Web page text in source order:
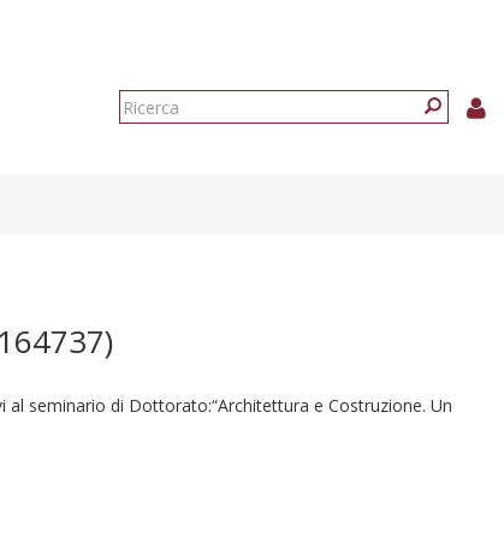
Form
seminario di Dottorato:“Architettura e Costruzione. Un